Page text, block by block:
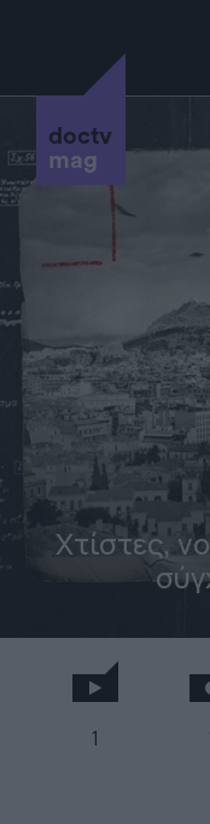
doctv
mag
Χτίστες,
1